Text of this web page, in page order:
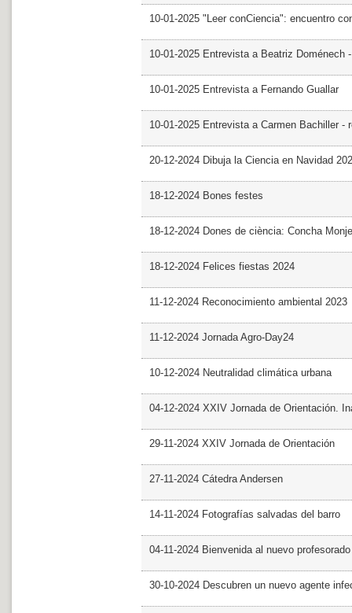
10-01-2025 "Leer conCiencia": encuentro
10-01-2025 Entrevista a Beatriz Doménech
10-01-2025 Entrevista a Fernando Guallar
10-01-2025 Entrevista a Carmen Bachiller -
20-12-2024 Dibuja la Ciencia en Navidad
18-12-2024 Bones festes
18-12-2024 Dones de ciència: Concha Monje
18-12-2024 Felices fiestas 2024
11-12-2024 Reconocimiento ambiental 2023
11-12-2024 Jornada Agro-Day24
10-12-2024 Neutralidad climática urbana
04-12-2024 XXIV Jornada de Orientación.
29-11-2024 XXIV Jornada de Orientación
27-11-2024 Cátedra Andersen
14-11-2024 Fotografías salvadas del barro
04-11-2024 Bienvenida al nuevo profesorado
30-10-2024 Descubren un nuevo agente